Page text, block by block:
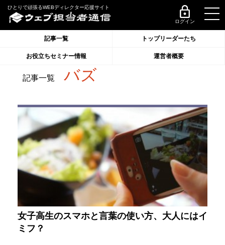
ひとりで頑張るWEBディレクター応援サイト
ログイン
記事一覧 トップリーダーたち
お役立ちセミナー情報 運営者概要
記事一覧 バズ
女子高生のスマホと言葉の使い方、大人にはイ
ミフ？